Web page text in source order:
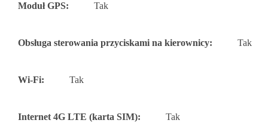
Moduł GPS: Tak
Obsługa sterowania przyciskami na kierownicy: Tak
Wi-Fi: Tak
Internet 4G LTE (karta SIM): Tak